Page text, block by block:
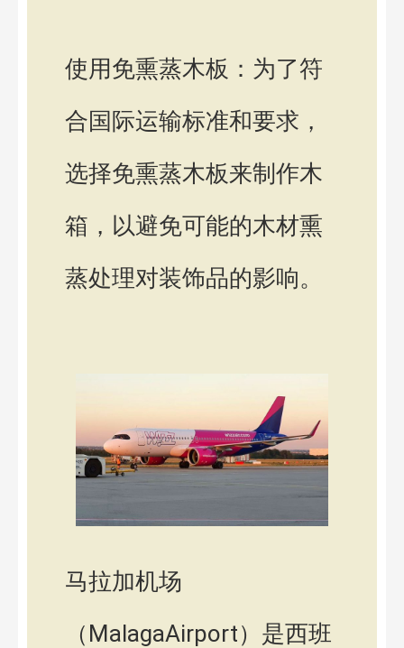
使用免熏蒸木板：为了符
合国际运输标准和要求，
选择免熏蒸木板来制作木
箱，以避免可能的木材熏
蒸处理对装饰品的影响。
马拉加机场
（MalagaAirport）是西班